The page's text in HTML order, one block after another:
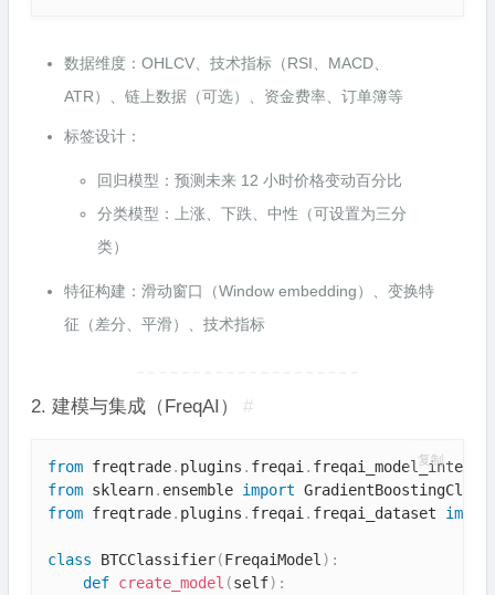
数据维度：OHLCV、技术指标（RSI、MACD、
ATR）、链上数据（可选）、资金费率、订单簿等
标签设计：
回归模型：预测未来 12 小时价格变动百分比
分类模型：上涨、下跌、中性（可设置为三分
类）
特征构建：滑动窗口（Window embedding）、变换特
征（差分、平滑）、技术指标
2. 建模与集成（FreqAI） #
from freqtrade. plugins . freqai .
from sklearn. ensemble import
from freqtrade. plugins . freqai . freqai_dataset
class BTCClassifier(FreqaiModel ) :
def create_model (self) :
复制